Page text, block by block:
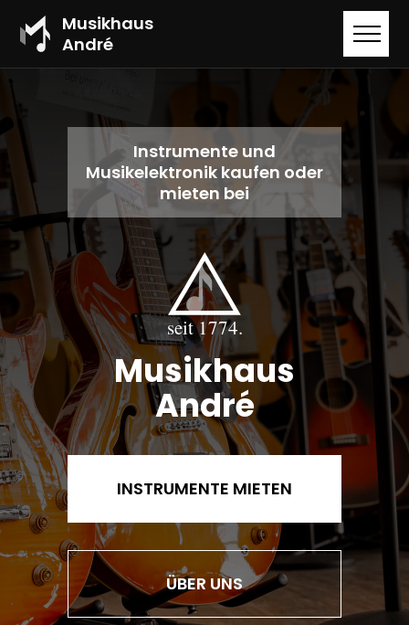
Musikhaus
André
Instrumente und
Musikelektronik kaufen oder
mieten bei
seit 1774.
Musikhaus
André
INSTRUMENTE MIETEN
ÜBER UNS